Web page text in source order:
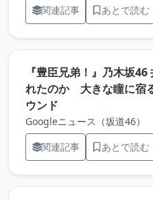
関連記事
あとで読む
『豊臣兄弟！』乃木坂
れたのか 大きな瞳に宿
ウンド
Googleニュース（坂道46）
関連記事
あとで読む